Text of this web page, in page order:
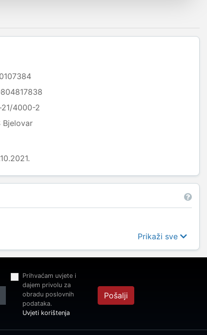
4000-2
Bjelovar
Prikaži sve
Prihvaćam uvjete i
dajem privolu za
obradu poslovnih
podataka.
Uvjeti korištenja
Pošalji